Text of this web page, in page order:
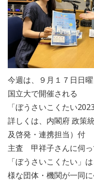
今週は、９月１７日日
国立大で開催される
「ぼうさいこくたい
詳しくは、内閣府 政策
及啓発・連携担当）付
主査 甲祥子さんに伺っ
「ぼうさいこくたい」
様な団体・機関が一同